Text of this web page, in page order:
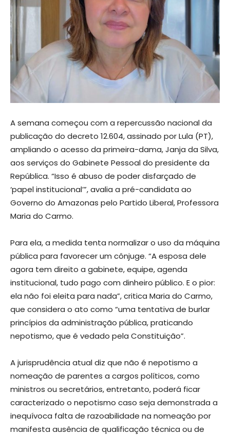
A semana começou com a repercussão nacional da
publicação do decreto 12.604, assinado por Lula (PT),
ampliando o acesso da primeira-dama, Janja da Silva,
aos serviços do Gabinete Pessoal do presidente da
República. “Isso é abuso de poder disfarçado de
‘papel institucional’”, avalia a pré-candidata ao
Governo do Amazonas pelo Partido Liberal, Professora
Maria do Carmo.
Para ela, a medida tenta normalizar o uso da máquina
pública para favorecer um cônjuge. “A esposa dele
agora tem direito a gabinete, equipe, agenda
institucional, tudo pago com dinheiro público. E o pior:
ela não foi eleita para nada”, critica Maria do Carmo,
que considera o ato como “uma tentativa de burlar
princípios da administração pública, praticando
nepotismo, que é vedado pela Constituição”.
A jurisprudência atual diz que não é nepotismo a
nomeação de parentes a cargos políticos, como
ministros ou secretários, entretanto, poderá ficar
caracterizado o nepotismo caso seja demonstrada a
inequívoca falta de razoabilidade na nomeação por
manifesta ausência de qualificação técnica ou de